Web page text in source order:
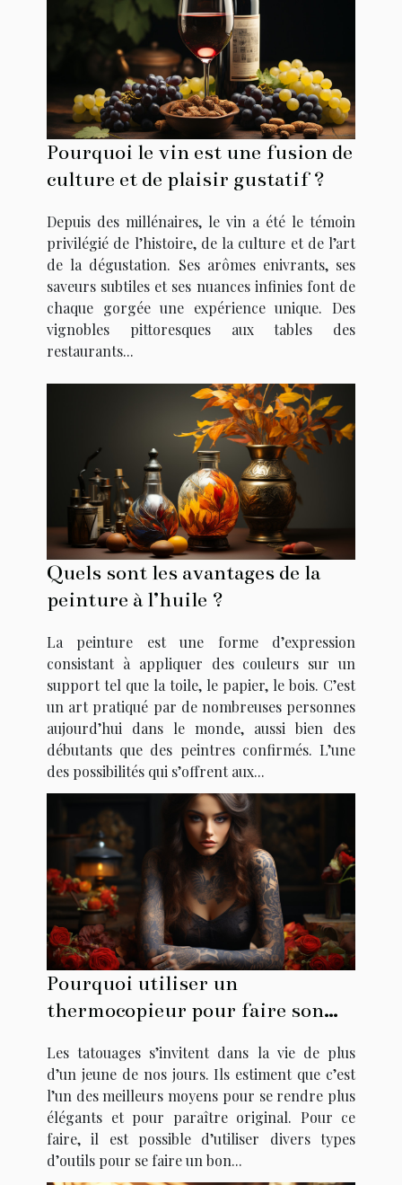
Pourquoi le vin est une fusion de
culture et de plaisir gustatif ?
Depuis des millénaires, le vin a été le témoin
privilégié de l’histoire, de la culture et de l’art
de la dégustation. Ses arômes enivrants, ses
saveurs subtiles et ses nuances infinies font de
chaque gorgée une expérience unique. Des
vignobles pittoresques aux tables des
restaurants...
Quels sont les avantages de la
peinture à l’huile ?
La peinture est une forme d’expression
consistant à appliquer des couleurs sur un
support tel que la toile, le papier, le bois. C’est
un art pratiqué par de nombreuses personnes
aujourd’hui dans le monde, aussi bien des
débutants que des peintres confirmés. L’une
des possibilités qui s’offrent aux...
Pourquoi utiliser un
thermocopieur pour faire son
Les tatouages s’invitent dans la vie de plus
d’un jeune de nos jours. Ils estiment que c’est
l’un des meilleurs moyens pour se rendre plus
élégants et pour paraître original. Pour ce
faire, il est possible d’utiliser divers types
d’outils pour se faire un bon...